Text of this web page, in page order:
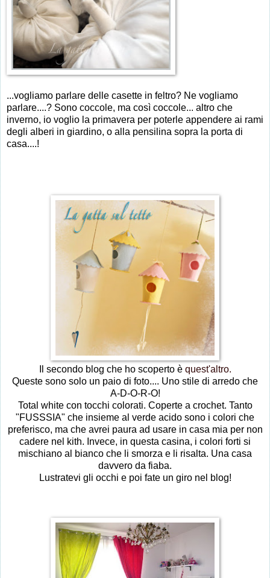
...vogliamo parlare delle casette in feltro? Ne vogliamo
parlare....? Sono coccole, ma così coccole... altro che
inverno, io voglio la primavera per poterle appendere ai rami
degli alberi in giardino, o alla pensilina sopra la porta di
casa....!
Il secondo blog che ho scoperto è quest'altro.
Queste sono solo un paio di foto.... Uno stile di arredo che
A-D-O-R-O!
Total white con tocchi colorati. Coperte a crochet. Tanto
"FUSSSIA" che insieme al verde acido sono i colori che
preferisco, ma che avrei paura ad usare in casa mia per non
cadere nel kith. Invece, in questa casina, i colori forti si
mischiano al bianco che li smorza e li risalta. Una casa
davvero da fiaba.
Lustratevi gli occhi e poi fate un giro nel blog!